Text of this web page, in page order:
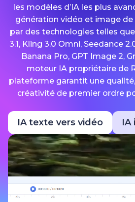
les modèles d’IA les plus
génération vidéo et image
par des technologies telles que
3.1, Kling 3.0 Omni, Seedance
Banana Pro, GPT Image 2,
moteur IA propriétaire de
plateforme garantit une
créativité de premier ordre
IA texte vers vidéo IA